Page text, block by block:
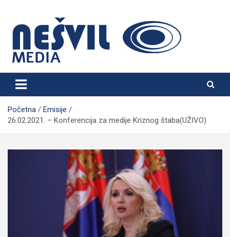
content
Nešvil Media Bogatić
Početna
Emisije
26.02.2021. – Konferencija za medije Kriznog štaba(UŽIVO)